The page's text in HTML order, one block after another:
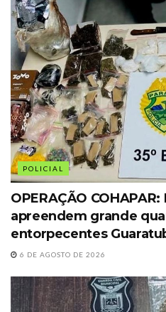
POLICIAL
OPERAÇÃO COHAPAR:
apreendem grande
entorpecentes
6 DE AGOSTO DE 2026